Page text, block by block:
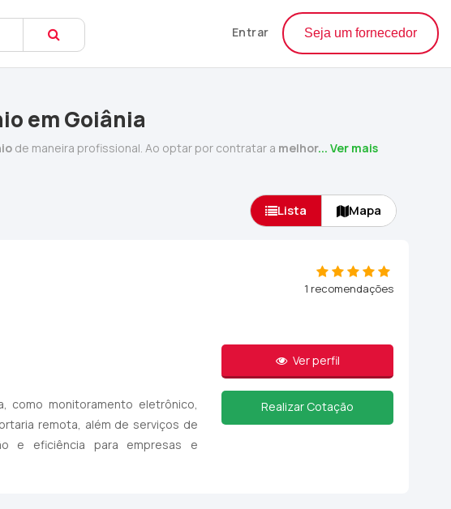
Entrar Seja um fornecedor
em Goiânia
de maneira profissional. Ao optar por contratar a melhor... Ver mais
Lista Mapa
como monitoramento eletrônico,
remota, além de serviços de
e eficiência para empresas e
1 recomendações
Ver perfil
Realizar Cotação